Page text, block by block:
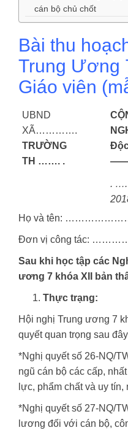
cán bộ chủ chốt
Bài thu
Trung Ương
Giáo viên
UBND
XÃ………….
TRƯỜNG
TH ……. .
. ….
Họ và tên:
Đơn vị công tác:
Sau khi học tập các
ương 7 khóa XII bản
Thực trạng:
Hội nghị Trung ương 7
quyết quan trọng sau
*Nghị quyết số 26-NQ/
ngũ cán bộ các cấp,
lực, phẩm chất và uy tín,
*Nghị quyết số 27-NQ/
lương đối với cán bộ,